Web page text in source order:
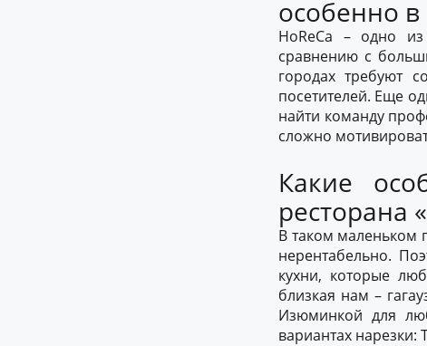
особенно
HoReCa – одно
сравнению с
городах требуют
посетителей. Еще
найти команду
сложно
Какие
ресторана
В таком маленьком
нерентабельно.
кухни, которые
близкая нам –
Изюминкой для
вариантах нарезки: